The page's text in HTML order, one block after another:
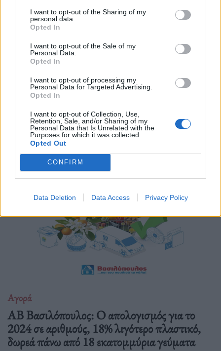
I want to opt-out of the Sharing of my
personal data.
Opted In
I want to opt-out of the Sale of my
Personal Data.
Opted In
I want to opt-out of processing my
Personal Data for Targeted Advertising.
Opted In
I want to opt-out of Collection, Use,
Retention, Sale, and/or Sharing of my
Personal Data that Is Unrelated with the
Purposes for which it was collected.
Opted Out
CONFIRM
Data Deletion Data Access Privacy Policy
Αγορά
Πώς ο τζόγος ανέδειξε το Λας Βέγκας σε
09.09.25
Ανακαλύψτε πώς ο τζόγος, από τα πρώτα παράνομα τραπέζια
έως τα σημερινά υπερθέαματα, διαμόρφωσε την οικονομία, την
κουλτούρα και το μέλλον του Λας Βέγκας, και συνεχίζει να
οδηγεί τις καινοτομίες στα κ
Αγορά
ΑΒ Βασιλόπουλος: Ο απολογισμός για το
2024 σε αριθμούς, 18% λιγότερο πλαστικό,
δωρεά πάνω από 18 εκατομμύρια γεύματα